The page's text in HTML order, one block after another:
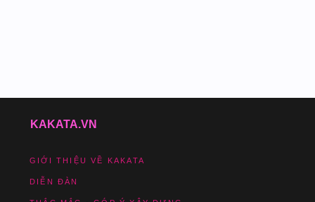
KAKATA.VN
GIỚI THIỆU VỀ KAKATA
DIỄN ĐÀN